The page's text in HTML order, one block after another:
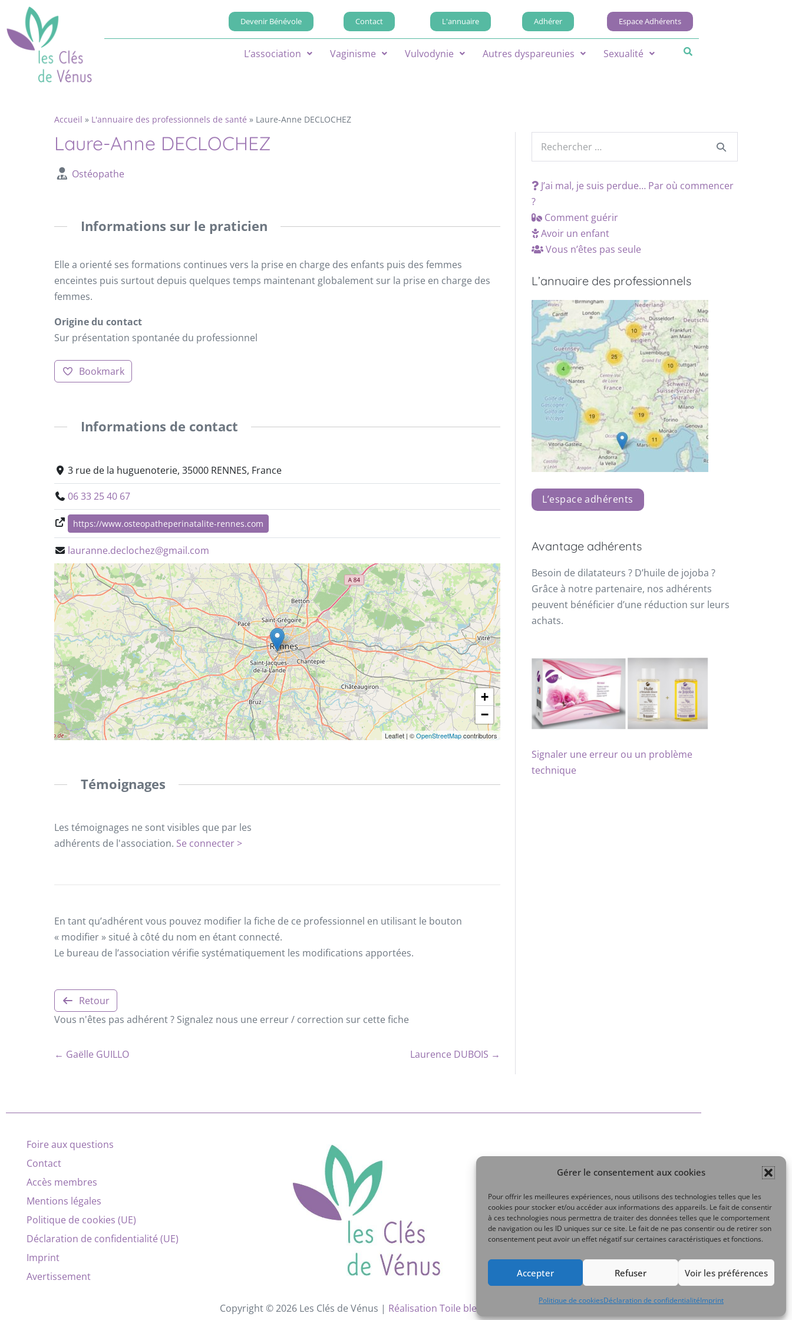
Gérer le consentement aux cookies
Pour offrir les meilleures expériences, nous utilisons des technologies telles que les
cookies pour stocker et/ou accéder aux informations des appareils. Le fait de consentir
à ces technologies nous permettra de traiter des données telles que le comportement
de navigation ou les ID uniques sur ce site. Le fait de ne pas consentir ou de retirer son
consentement peut avoir un effet négatif sur certaines caractéristiques et fonctions.
Accepter Refuser Voir les préférences
Politique de cookiesDéclaration de confidentialitéImprint
Devenir Bénévole Contact L'annuaire Adhérer Espace Adhérents
L’association Vaginisme Vulvodynie Autres dyspareunies Sexualité
Accueil » L'annuaire des professionnels de santé » Laure-Anne DECLOCHEZ
Laure-Anne DECLOCHEZ
Ostéopathe
Informations sur le praticien
Elle a orienté ses formations continues vers la prise en charge des enfants puis des femmes
enceintes puis surtout depuis quelques temps maintenant globalement sur la prise en charge des
femmes.
Origine du contact
Sur présentation spontanée du professionnel
Bookmark
Informations de contact
3 rue de la huguenoterie, 35000 RENNES, France
06 33 25 40 67
https://www.osteopatheperinatalite-rennes.com
lauranne.declochez@gmail.com
+
−
Leaflet | ©OpenStreetMapcontributors
Témoignages
Les témoignages ne sont visibles que par les
adhérents de l'association. Se connecter >
En tant qu’adhérent vous pouvez modifier la fiche de ce professionnel en utilisant le bouton
« modifier » situé à côté du nom en étant connecté.
Le bureau de l’association vérifie systématiquement les modifications apportées.
Retour
Vous n'êtes pas adhérent ? Signalez nous une erreur / correction sur cette fiche
← Gaëlle GUILLO Laurence DUBOIS →
J’ai mal, je suis perdue… Par où commencer
?
Comment guérir
Avoir un enfant
Vous n’êtes pas seule
L’annuaire des professionnels
L’espace adhérents
Avantage adhérents
Besoin de dilatateurs ? D’huile de jojoba ?
Grâce à notre partenaire, nos adhérents
peuvent bénéficier d’une réduction sur leurs
achats.
Signaler une erreur ou un problème
technique
Foire aux questions
Contact
Accès membres
Mentions légales
Politique de cookies (UE)
Déclaration de confidentialité (UE)
Imprint
Avertissement
Mon compte
Copyright © 2026 Les Clés de Vénus | Réalisation Toile bleue